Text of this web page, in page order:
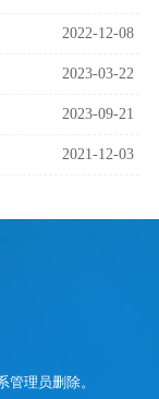
2022-12-08
2023-03-22
2023-09-21
2021-12-03
理员删除。